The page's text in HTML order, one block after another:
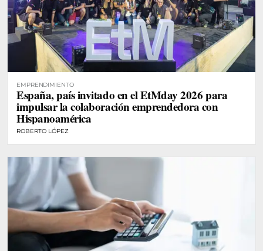
EMPRENDIMIENTO
España, país invitado en el EtMday 2026 para
impulsar la colaboración emprendedora con
Hispanoamérica
ROBERTO LÓPEZ